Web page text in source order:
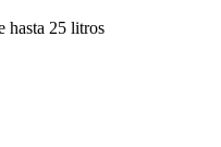
hasta 25 litros